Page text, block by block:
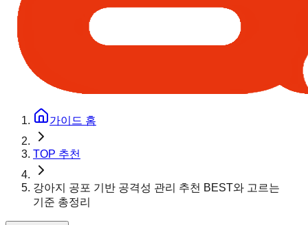
가이드 홈
TOP 추천
강아지 공포 기반 공격성 관리 추천 BEST와 고르는
기준 총정리